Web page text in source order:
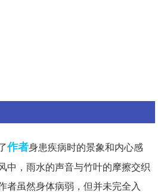
作者身患疾病时的景象和内心感
中，雨水的声音与竹叶的摩擦交织
者虽然身体病弱，但并未完全入